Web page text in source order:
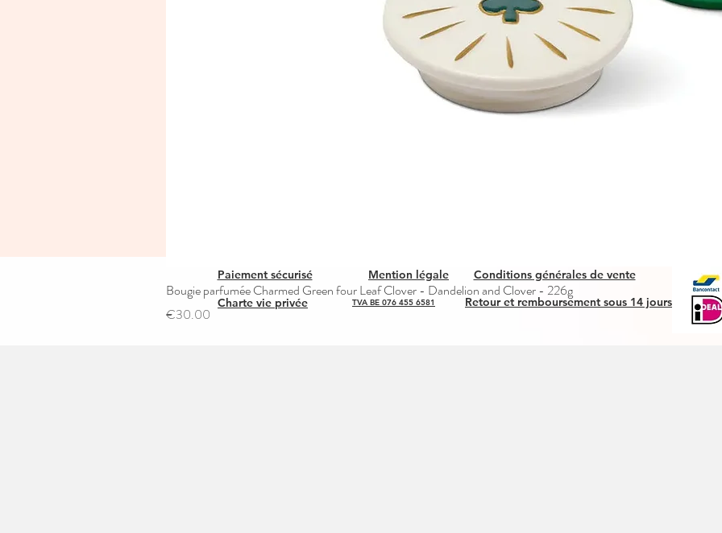
Quick View
Bougie parfumée Charmed Green four Leaf Clover - Dandelion and Clover - 226g
Price
€30.00
Paiement sécurisé Mention légale
Conditions générales de vente
Charte vie privée
Retour et remboursement sous 14 jours
TVA BE 076 455 6581